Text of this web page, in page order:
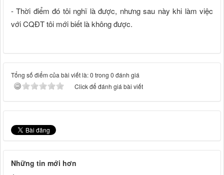
- Thời điểm đó tôi nghĩ là được, nhưng sau này khi làm việc
với CQĐT tôi mới biết là không được.
Tổng số điểm của bài viết là: 0 trong 0 đánh giá
Click để đánh giá bài viết
Những tin mới hơn